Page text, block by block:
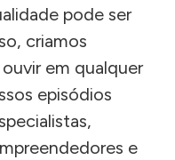
pode ser
criamos
em qualquer
episódios
e